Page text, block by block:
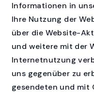
Informationen in
Ihre Nutzung der
über die Website-
und weitere mit der
Internetnutzung
uns gegenüber zu
gesendeten und mit